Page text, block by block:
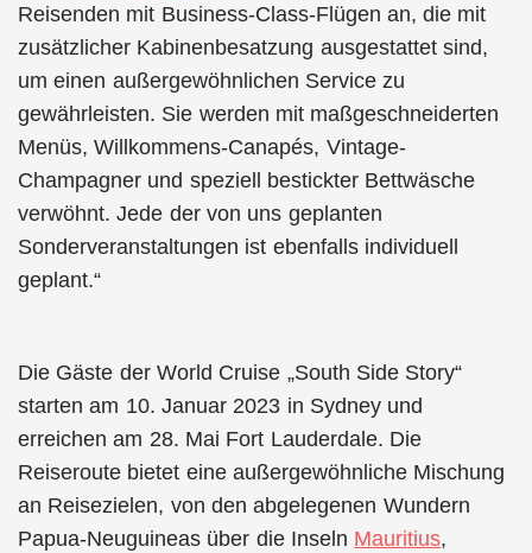
Reisenden mit Business-Class-Flügen an, die mit
zusätzlicher Kabinenbesatzung ausgestattet sind,
um einen außergewöhnlichen Service zu
gewährleisten. Sie werden mit maßgeschneiderten
Menüs, Willkommens-Canapés, Vintage-
Champagner und speziell bestickter Bettwäsche
verwöhnt. Jede der von uns geplanten
Sonderveranstaltungen ist ebenfalls individuell
geplant.“
Die Gäste der World Cruise „South Side Story“
starten am 10. Januar 2023 in Sydney und
erreichen am 28. Mai Fort Lauderdale. Die
Reiseroute bietet eine außergewöhnliche Mischung
an Reisezielen, von den abgelegenen Wundern
Papua-Neuguineas über die Inseln Mauritius,